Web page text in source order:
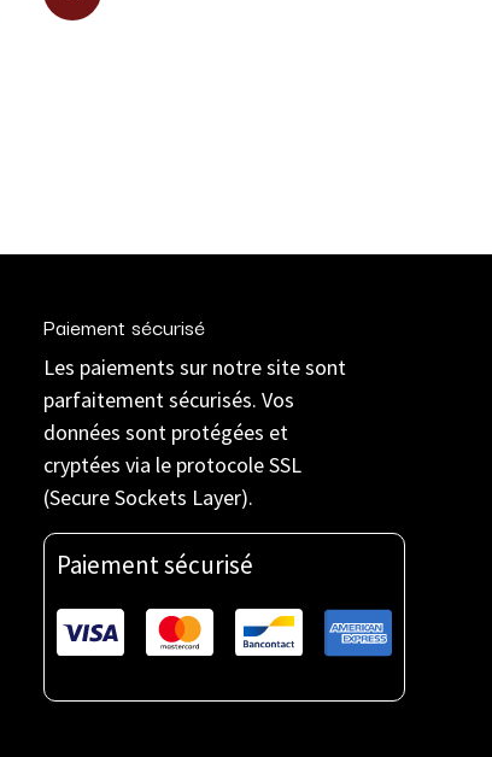
Paiement sécurisé
Les paiements sur notre site sont
parfaitement sécurisés. Vos
données sont protégées et
cryptées via le protocole SSL
(Secure Sockets Layer).
Paiement sécurisé